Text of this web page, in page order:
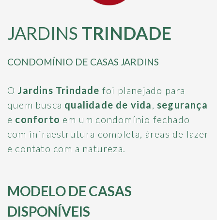
JARDINS TRINDADE
CONDOMÍNIO DE CASAS JARDINS
O Jardins Trindade foi planejado para
quem busca qualidade de vida segurança
e conforto em um condomínio fechado
com infraestrutura completa, áreas de lazer
e contato com a natureza.
MODELO DE CASAS
DISPONÍVEIS